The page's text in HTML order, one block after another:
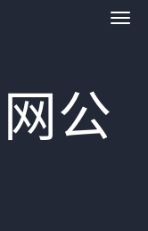
远
公